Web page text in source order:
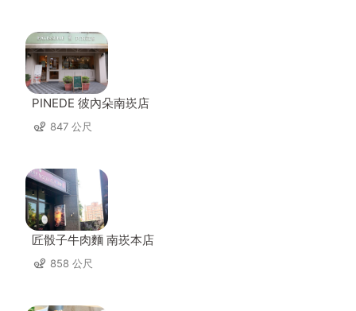
PINEDE 彼內朵南崁店
847 公尺
匠骰子牛肉麵 南崁本店
858 公尺